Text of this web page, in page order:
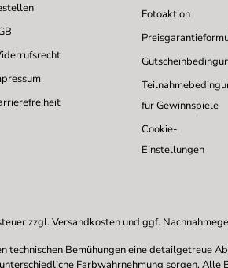
Fotoaktion
für Gewinnspiele
Cookie-
Einstellungen
zzgl.Versandkosten und ggf.
technischen Bemühungen eine detailgetreue
Farbwahrnehmung sorgen.